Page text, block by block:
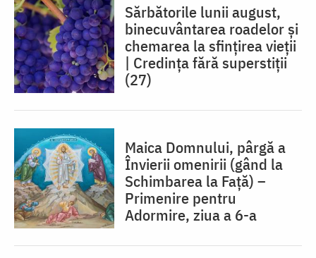
Sărbătorile lunii august,
binecuvântarea roadelor și
chemarea la sfințirea vieții
| Credința fără superstiții
(27)
Maica Domnului, pârgă a
Învierii omenirii (gând la
Schimbarea la Față) –
Primenire pentru
Adormire, ziua a 6-a